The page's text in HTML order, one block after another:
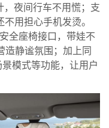
，夜间行车不用慌；支
用担心手机发烫。
全座椅接口，带娃不
造静谧氛围；加上同
模式等功能，让用户